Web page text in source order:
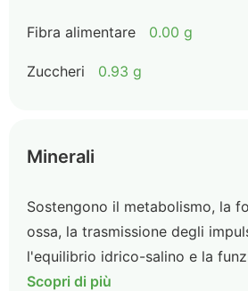
Fibra alimentare 0.00 g
Zuccheri 0.93 g
Minerali
Sostengono il metabolismo, la
ossa, la trasmissione degli
l'equilibrio idrico-salino e la
Scopri di più